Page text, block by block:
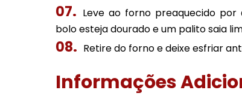
Leve ao forno preaquecido
bolo esteja dourado e um palito saia
Retire do forno e deixe esfriar
Informações